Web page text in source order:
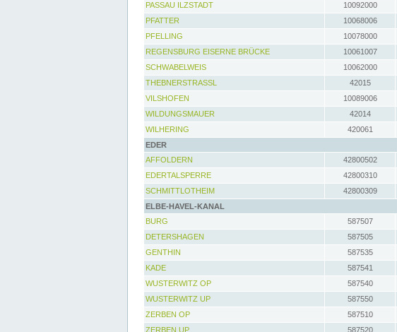
PASSAU ILZSTADT
10092000
PFATTER
10068006
PFELLING
10078000
REGENSBURG EISERNE BRÜCKE
10061007
SCHWABELWEIS
10062000
THEBNERSTRASSL
42015
VILSHOFEN
10089006
WILDUNGSMAUER
42014
WILHERING
420061
EDER
AFFOLDERN
42800502
EDERTALSPERRE
42800310
SCHMITTLOTHEIM
42800309
ELBE-HAVEL-KANAL
BURG
587507
DETERSHAGEN
587505
GENTHIN
587535
KADE
587541
WUSTERWITZ OP
587540
WUSTERWITZ UP
587550
ZERBEN OP
587510
ZERBEN UP
587520